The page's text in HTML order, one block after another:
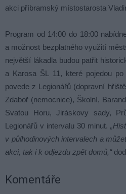
akci příbramský místostarosta
Program od 14:00 do 18:00
a možnost bezplatného využití
největší lákadla budou patřit
a Karosa ŠL 11, které pojedou
povede z Legionářů (dopravní
Zdaboř (nemocnice), Školní,
Svatou Horu, Jiráskovy sady,
Legionářů v intervalu 30 minut.
v půlhodinových intervalech a
akci, tak i k odjezdu zpět domů,“
Komentáře